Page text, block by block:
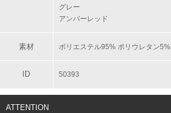
グレー
アンバーレッド
素材 ポリエステル95% ポリウレタン5%
ID 50393
ATTENTION